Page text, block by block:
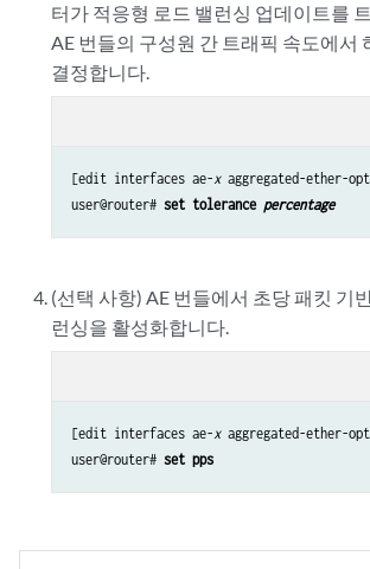
터가 적응형 로드 밸런싱 업데이트를
AE 번들의 구성원 간 트래픽 속도에서
결정합니다.
[edit interfaces ae-x aggregated-ether-
user@router# set tolerance percentage
(선택 사항) AE 번들에서 초당 패킷 기
런싱을 활성화합니다.
[edit interfaces ae-x aggregated-ether-
user@router# set pps